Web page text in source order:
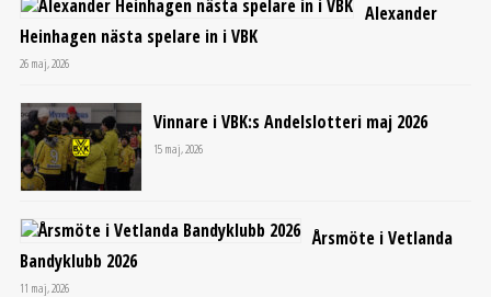
Alexander
Heinhagen nästa spelare in i VBK
26 maj, 2026
Vinnare i VBK:s Andelslotteri maj 2026
15 maj, 2026
Årsmöte i Vetlanda
Bandyklubb 2026
11 maj, 2026